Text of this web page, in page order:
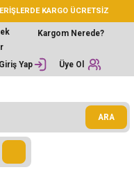
KARGO ÜCRETSİZ
Kargom Nerede?
Giriş Yap Üye Ol
ARA